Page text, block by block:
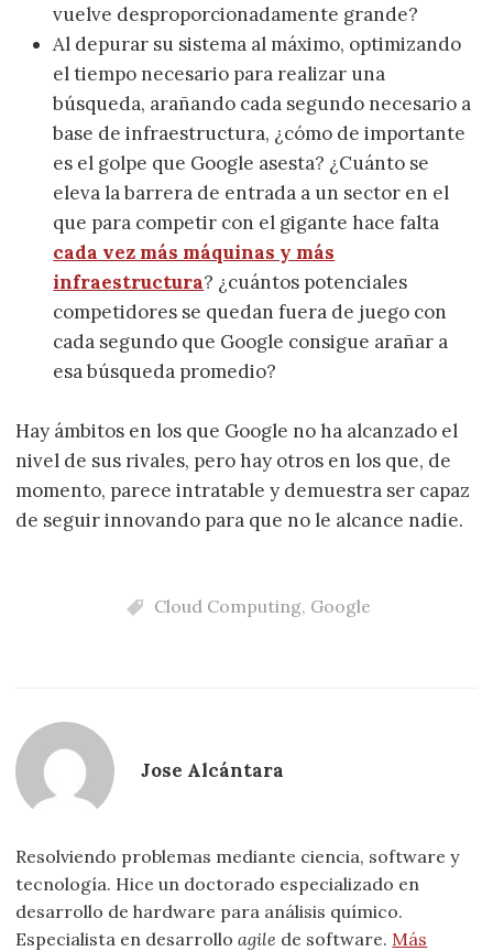
vuelve desproporcionadamente grande?
Al depurar su sistema al máximo, optimizando
el tiempo necesario para realizar una
búsqueda, arañando cada segundo necesario a
base de infraestructura, ¿cómo de importante
es el golpe que Google asesta? ¿Cuánto se
eleva la barrera de entrada a un sector en el
que para competir con el gigante hace falta
cada vez más máquinas y más
infraestructura? ¿cuántos potenciales
competidores se quedan fuera de juego con
cada segundo que Google consigue arañar a
esa búsqueda promedio?
Hay ámbitos en los que Google no ha alcanzado el
nivel de sus rivales, pero hay otros en los que, de
momento, parece intratable y demuestra ser capaz
de seguir innovando para que no le alcance nadie.
Cloud Computing, Google
Jose Alcántara
Resolviendo problemas mediante ciencia, software y
tecnología. Hice un doctorado especializado en
desarrollo de hardware para análisis químico.
Especialista en desarrolloagile de software. Más